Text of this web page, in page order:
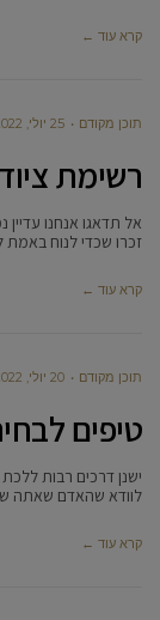
קרא עוד ←
תוכן מקודם 25 יולי, 2022
רשימת
אל תדאגו אנחנו
זכרו שכדי לנוח
קרא עוד ←
תוכן מקודם 20 יולי, 2022
טיפים
ישנן דרכים רבות
לוודא שהאדם שאתה
קרא עוד ←